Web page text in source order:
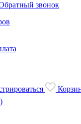
звонок
)